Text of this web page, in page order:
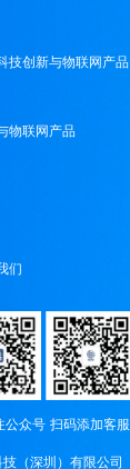
技创新与物联网产品
物联网产品
们
公众号 扫码添加客服
（深圳）有限公司